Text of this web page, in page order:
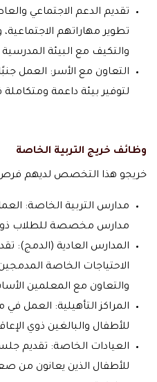
تقديم الدعم الاجتماعي
تطوير مهاراتهم
والتكيف مع البيئة
التعاون مع الأسر: العمل
لتوفير بيئة داعمة
وظائف خريج التربية الخاصة
خريجو هذا التخصص لديهم
مدارس التربية الخاصة:
مدارس مخصصة للطلاب ذوي
المدارس العادية (الدمج):
الاحتياجات الخاصة
والتعاون مع المعلمين
المراكز التأهيلية: العمل
للأطفال والبالغين ذوي
العيادات الخاصة: تقديم
للأطفال الذين يعانون من